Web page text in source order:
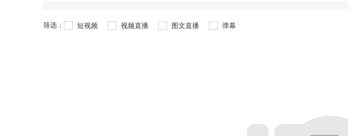
筛选： 短视频 视频直播 图文直播 弹幕